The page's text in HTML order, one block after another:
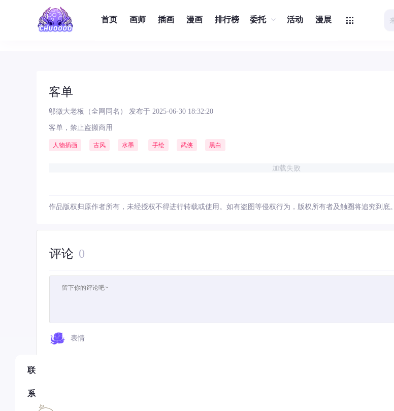
首页 画师 插画 漫画 排行榜 委托 活动 漫展
客单
邬徵大老板（全网同名） 发布于 2025-06-30 18:32:20
客单，禁止盗搬商用
人物插画 古风 水墨 手绘 武侠 黑白
加载失败
作品版权归原作者所有，未经授权不得进行转载或使用。如有盗图等侵权行为，版权所有者及触圈将追究到底。
评论 0
表情
联
系